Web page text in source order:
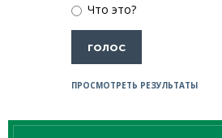
Что это?
ПРОСМОТРЕТЬ РЕЗУЛЬТАТЫ